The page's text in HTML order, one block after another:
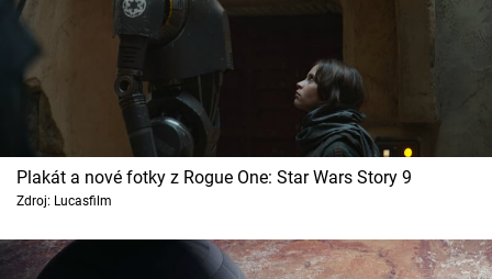
Plakát a nové fotky z Rogue One: Star Wars Story 9
Zdroj: Lucasfilm